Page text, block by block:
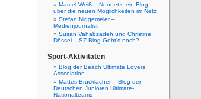
Marcel Weiß – Neunetz, ein Blog
über die neuen Möglichkeiten im Netz
Stefan Niggemeier –
Medienjournalist
Susan Vahabzadeh und Christine
Dössel – SZ-Blog Geht's noch?
Sport-Aktivitäten
Blog der Beach Ultimate Lovers
Asscoiation
Mattes Brucklacher – Blog der
Deutschen Junioren Ultimate-
Nationalteams